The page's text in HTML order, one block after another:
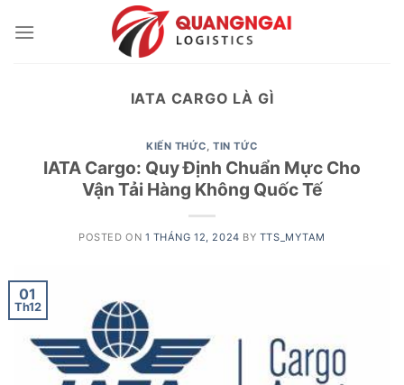
IATA CARGO LÀ GÌ
KIẾN THỨC,TIN TỨC
IATA Cargo: Quy Định Chuẩn Mực Cho
Vận Tải Hàng Không Quốc Tế
POSTED ON 1 THÁNG 12, 2024 BY TTS_MYTAM
01
Th12